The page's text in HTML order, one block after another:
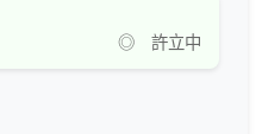
◎ 許立中